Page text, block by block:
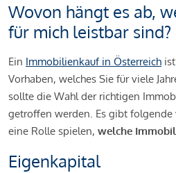
Wovon hängt es ab,
für mich leistbar sind?
Ein Immobilienkauf in Österreich
Vorhaben, welches Sie für viele
sollte die Wahl der richtigen
getroffen werden. Es gibt
eine Rolle spielen, welche
Eigenkapital